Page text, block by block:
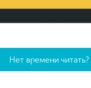
Нет времени читать?